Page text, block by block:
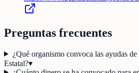
Preguntas frecuentes
¿Qué organismo convoca las ayudas
Estatal?▾